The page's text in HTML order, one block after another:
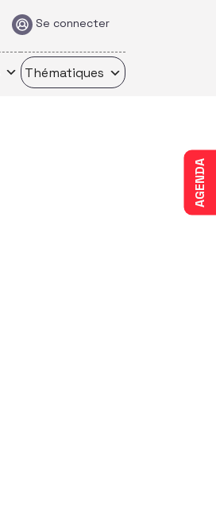
Se connecter
Thématiques
AGENDA